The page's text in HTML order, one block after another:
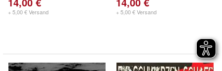
+ 5,00 € Versand + 5,00 € Versand